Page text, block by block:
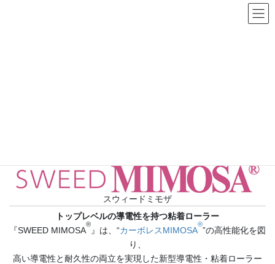
スウィードミモザ
トップレベルの導電性を持つ粘着ローラー
『SWEED MIMOSA
®
』は、“カーボレスMIMOSA
®
”の高性能化を図
り、
高い導電性と耐久性の両立を実現した新型導電性・粘着ローラー